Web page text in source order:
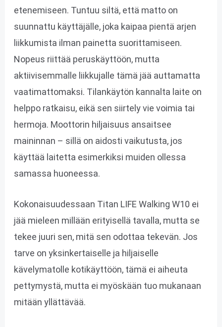
etenemiseen. Tuntuu siltä, että matto on
suunnattu käyttäjälle, joka kaipaa pientä arjen
liikkumista ilman painetta suorittamiseen.
Nopeus riittää peruskäyttöön, mutta
aktiivisemmalle liikkujalle tämä jää auttamatta
vaatimattomaksi. Tilankäytön kannalta laite on
helppo ratkaisu, eikä sen siirtely vie voimia tai
hermoja. Moottorin hiljaisuus ansaitsee
maininnan – sillä on aidosti vaikutusta, jos
käyttää laitetta esimerkiksi muiden ollessa
samassa huoneessa.
Kokonaisuudessaan Titan LIFE Walking W10 ei
jää mieleen millään erityisellä tavalla, mutta se
tekee juuri sen, mitä sen odottaa tekevän. Jos
tarve on yksinkertaiselle ja hiljaiselle
kävelymatolle kotikäyttöön, tämä ei aiheuta
pettymystä, mutta ei myöskään tuo mukanaan
mitään yllättävää.